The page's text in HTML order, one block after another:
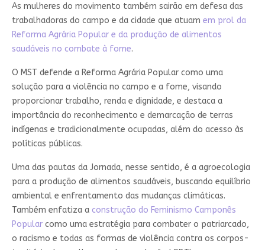
As mulheres do movimento também sairão em defesa das
trabalhadoras do campo e da cidade que atuam em prol da
Reforma Agrária Popular e da produção de alimentos
saudáveis no combate à fome.
O MST defende a Reforma Agrária Popular como uma
solução para a violência no campo e a fome, visando
proporcionar trabalho, renda e dignidade, e destaca a
importância do reconhecimento e demarcação de terras
indígenas e tradicionalmente ocupadas, além do acesso às
políticas públicas.
Uma das pautas da Jornada, nesse sentido, é a agroecologia
para a produção de alimentos saudáveis, buscando equilíbrio
ambiental e enfrentamento das mudanças climáticas.
Também enfatiza a construção do Feminismo Camponês
Popularcomo uma estratégia para combater o patriarcado,
o racismo e todas as formas de violência contra os corpos-